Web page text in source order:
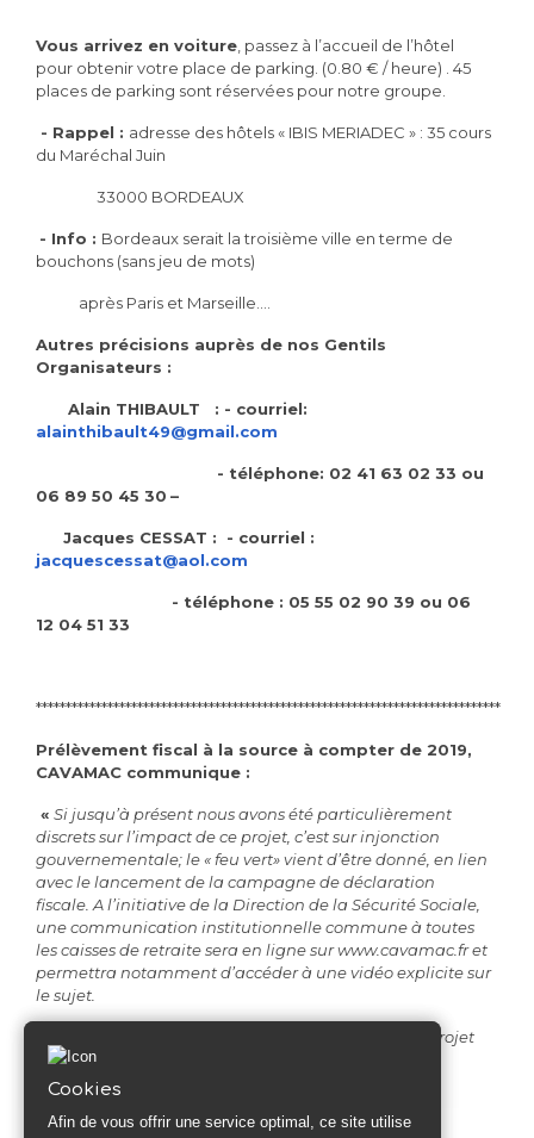
Vous arrivez en voiture , passez à l’accueil de l’hôtel
pour obtenir votre place de parking. (0.80 € / heure) . 45
places de parking sont réservées pour notre groupe.
- Rappel : adresse des hôtels « IBIS MERIADEC » : 35 cours
du Maréchal Juin
33000 BORDEAUX
- Info : Bordeaux serait la troisième ville en terme de
bouchons (sans jeu de mots)
après Paris et Marseille…
Autres précisions auprès de nos Gentils
Organisateurs :
Alain THIBAULT : - courriel:
alainthibault49@gmail.com
- téléphone: 02 41 63 02 33 ou
06 89 50 45 30 –
Jacques CESSAT : - courriel :
jacquescessat@aol.com
- téléphone : 05 55 02 90 39 ou 06
12 04 51 33
******************************************************************************
Prélèvement fiscal à la source à compter de 2019,
CAVAMAC communique :
« Si jusqu’à présent nous avons été particulièrement
discrets sur l’impact de ce projet, c’est sur injonction
gouvernementale; le « feu vert» vient d’être donné, en lien
avec le lancement de la campagne de déclaration
fiscale. A l’initiative de la Direction de la Sécurité Sociale,
une communication institutionnelle commune à toutes
les caisses de retraite sera en ligne surwww.cavamac.fret
permettra notamment d’accéder à une vidéo explicite sur
le sujet.
La CAVAMAC assurera une communication sur ce projet
jusqu’à sa mise en oeuvre.
Cookies
Afin de vous offrir une service optimal, ce site utilise
Cookies
Afin de vous offrir une service optimal, ce site utilise